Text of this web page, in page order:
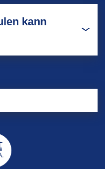
kann